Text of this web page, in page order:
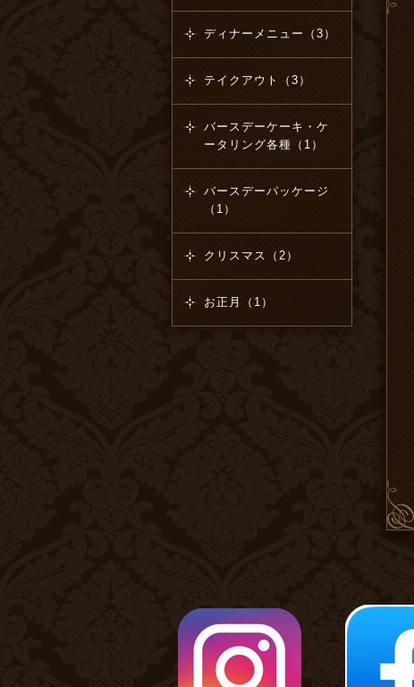
ディナーメニュー（3）
テイクアウト（3）
バースデーケーキ・ケ
ータリング各種（1）
バースデーパッケージ
（1）
クリスマス（2）
お正月（1）